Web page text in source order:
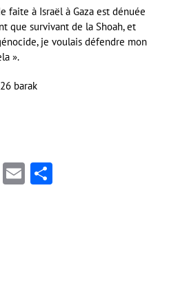
faite à Israël à Gaza est dénuée
que survivant de la Shoah, et
je voulais défendre mon
».
LinkedIn
Email